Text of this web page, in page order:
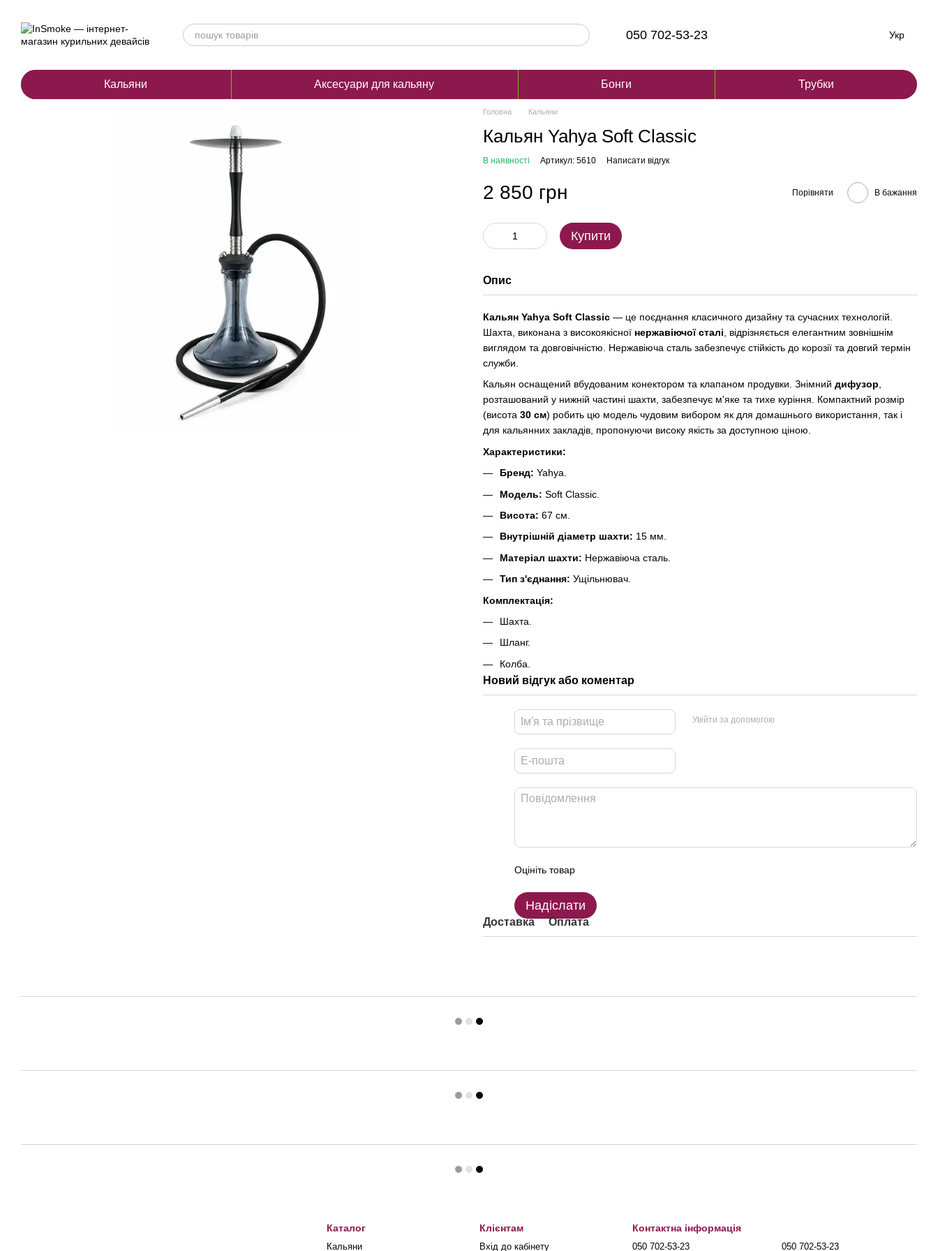
050 702-53-23 Укр
Кальяни Аксесуари для кальяну Бонги Трубки
Головна Кальяни
Кальян Yahya Soft Classic
В наявності Артикул: 5610 Написати відгук
2 850 грн Порівняти В бажання
Купити
Опис
Кальян Yahya Soft Classic — це поєднання класичного дизайну та сучасних технологій.
Шахта, виконана з високоякісної нержавіючої сталі , відрізняється елегантним зовнішнім
виглядом та довговічністю. Нержавіюча сталь забезпечує стійкість до корозії та довгий термін
служби.
Кальян оснащений вбудованим конектором та клапаном продувки. Знімний дифузор,
розташований у нижній частині шахти, забезпечує м'яке та тихе куріння. Компактний розмір
(висота 30 см) робить цю модель чудовим вибором як для домашнього використання, так і
для кальянних закладів, пропонуючи високу якість за доступною ціною.
Характеристики:
Бренд: Yahya.
Модель: Soft Classic.
Висота: 67 см.
Внутрішній діаметр шахти: 15 мм.
Матеріал шахти: Нержавіюча сталь.
Тип з'єднання: Ущільнювач.
Комплектація:
Шахта.
Шланг.
Колба.
Новий відгук або коментар
Увійти за допомогою
Оцініть товар
Надіслати
Доставка Оплата
Каталог
Кальяни
Клієнтам
Вхід до кабінету
Контактна інформація
050 702-53-23 050 702-53-23